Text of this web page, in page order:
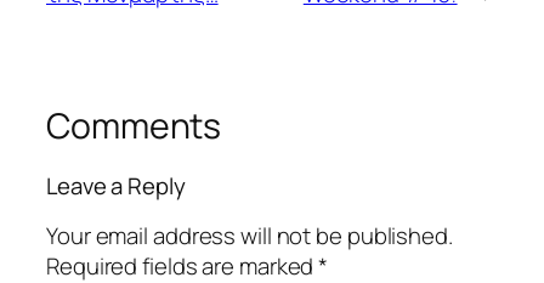
Comments
Leave a Reply
Your email address will not be published.
Required fields are marked*